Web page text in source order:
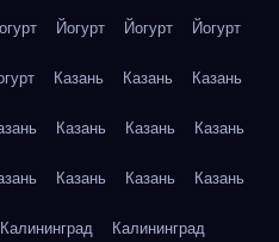
Йогурт Йогурт Йогурт
Казань Казань Казань
Казань Казань Казань
Казань Казань Казань
Калининград Калининград